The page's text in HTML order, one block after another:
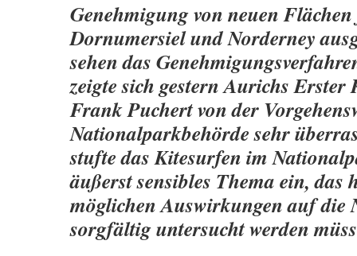
Genehmigung von neuen
Dornumersiel und Norderney
sehen das
zeigte sich gestern Aurichs Erster
Frank Puchert von der
Nationalparkbehörde sehr
stufte das Kitesurfen im
äußerst sensibles Thema ein, das
möglichen Auswirkungen auf die
sorgfältig untersucht werden